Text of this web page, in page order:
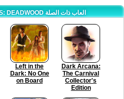
GHOST ENCOUNTERS: DEADWOOD العاب ذات الصلة
Left in the
Dark: No One
on Board
Dark Arcana:
The Carnival
Collector's
Edition